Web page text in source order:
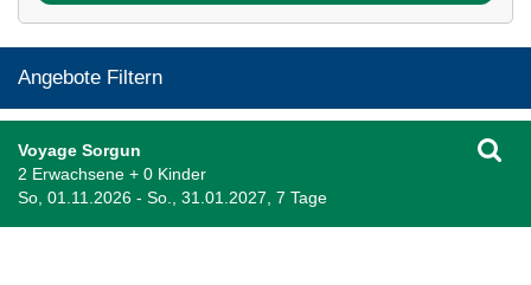
Angebote Filtern
Voyage Sorgun
2 Erwachsene + 0 Kinder
So, 01.11.2026 - So., 31.01.2027, 7 Tage